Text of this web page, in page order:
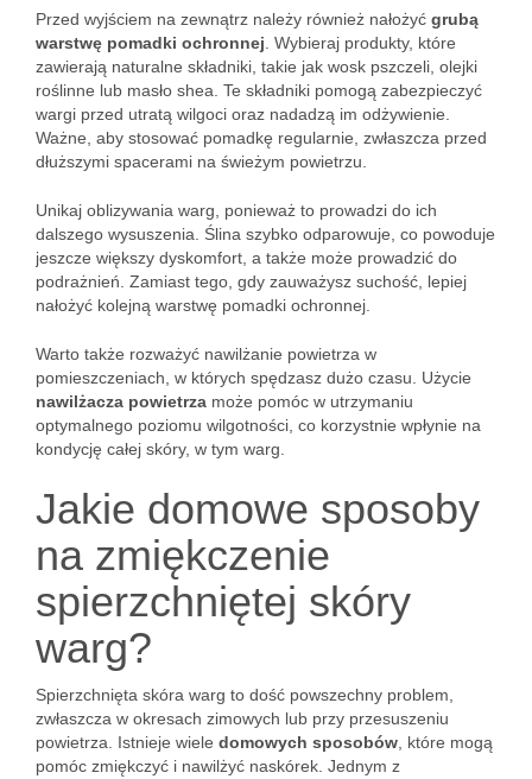
Przed wyjściem na zewnątrz należy również nałożyć grubą
warstwę pomadki ochronnej . Wybieraj produkty, które
zawierają naturalne składniki, takie jak wosk pszczeli, olejki
roślinne lub masło shea. Te składniki pomogą zabezpieczyć
wargi przed utratą wilgoci oraz nadadzą im odżywienie.
Ważne, aby stosować pomadkę regularnie, zwłaszcza przed
dłuższymi spacerami na świeżym powietrzu.
Unikaj oblizywania warg, ponieważ to prowadzi do ich
dalszego wysuszenia. Ślina szybko odparowuje, co powoduje
jeszcze większy dyskomfort, a także może prowadzić do
podrażnień. Zamiast tego, gdy zauważysz suchość, lepiej
nałożyć kolejną warstwę pomadki ochronnej.
Warto także rozważyć nawilżanie powietrza w
pomieszczeniach, w których spędzasz dużo czasu. Użycie
nawilżacza powietrza może pomóc w utrzymaniu
optymalnego poziomu wilgotności, co korzystnie wpłynie na
kondycję całej skóry, w tym warg.
Jakie domowe sposoby
na zmiękczenie
spierzchniętej skóry
warg?
Spierzchnięta skóra warg to dość powszechny problem,
zwłaszcza w okresach zimowych lub przy przesuszeniu
powietrza. Istnieje wiele domowych sposobów , które mogą
pomóc zmiękczyć i nawilżyć naskórek. Jednym z